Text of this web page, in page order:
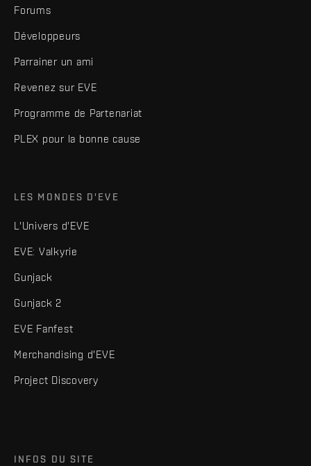
Forums
Développeurs
Parrainer un ami
Revenez sur EVE
Programme de Partenariat
PLEX pour la bonne cause
LES MONDES D'EVE
L'Univers d'EVE
EVE: Valkyrie
Gunjack
Gunjack 2
EVE Fanfest
Merchandising d'EVE
Project Discovery
INFOS DU SITE